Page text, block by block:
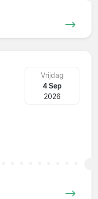
Vrijdag
4 Sep
2026